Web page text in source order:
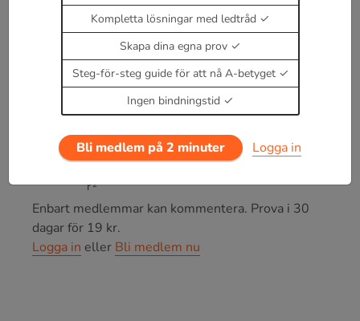
Friktionskraft vid rörelse
Fjäderkraft
Gravitationskraft
mMr2
Enbart medlemmar kan kommentera. Prova i 30
dagar för 19 kr.
Logga in eller Bli medlem nu
Kompletta lösningar med ledtråd
Skapa dina egna prov
Steg-för-steg guide för att nå A-betyget
Ingen bindningstid
Bli medlem på 2 minuter Logga in